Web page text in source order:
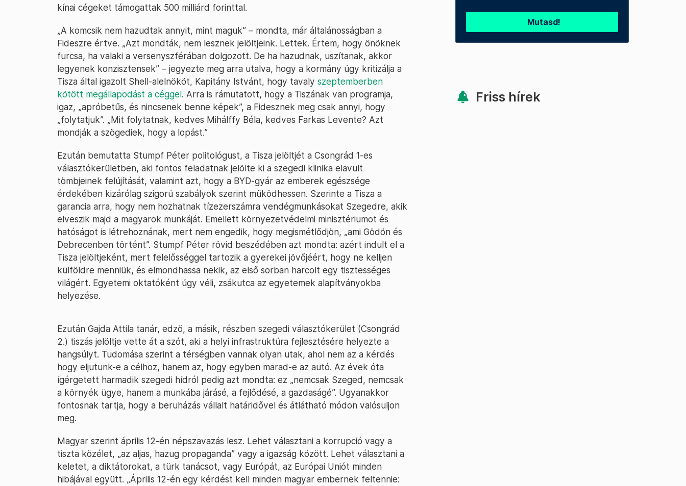
kínai cégeket támogattak 500 milliárd forinttal.
„A komcsik nem hazudtak annyit, mint maguk” – mondta, már általánosságban a
Fideszre értve. „Azt mondták, nem lesznek jelöltjeink. Lettek. Értem, hogy önöknek
furcsa, ha valaki a versenyszférában dolgozott. De ha hazudnak, uszítanak, akkor
legyenek konzisztensek” – jegyezte meg arra utalva, hogy a kormány úgy kritizálja a
Tisza által igazolt Shell-alelnököt, Kapitány Istvánt, hogy tavaly szeptemberben
kötött megállapodást a céggel. Arra is rámutatott, hogy a Tiszának van programja,
igaz, „apróbetűs, és nincsenek benne képek”, a Fidesznek meg csak annyi, hogy
„folytatjuk”. „Mit folytatnak, kedves Mihálffy Béla, kedves Farkas Levente? Azt
mondják a szögediek, hogy a lopást.”
Ezután bemutatta Stumpf Péter politológust, a Tisza jelöltjét a Csongrád 1-es
választókerületben, aki fontos feladatnak jelölte ki a szegedi klinika elavult
tömbjeinek felújítását, valamint azt, hogy a BYD-gyár az emberek egészsége
érdekében kizárólag szigorú szabályok szerint működhessen. Szerinte a Tisza a
garancia arra, hogy nem hozhatnak tízezerszámra vendégmunkásokat Szegedre, akik
elveszik majd a magyarok munkáját. Emellett környezetvédelmi minisztériumot és
hatóságot is létrehoznának, mert nem engedik, hogy megismétlődjön, „ami Gödön és
Debrecenben történt”. Stumpf Péter rövid beszédében azt mondta: azért indult el a
Tisza jelöltjeként, mert felelősséggel tartozik a gyerekei jövőjéért, hogy ne kelljen
külföldre menniük, és elmondhassa nekik, az első sorban harcolt egy tisztességes
világért. Egyetemi oktatóként úgy véli, zsákutca az egyetemek alapítványokba
helyezése.
Ezután Gajda Attila tanár, edző, a másik, részben szegedi választókerület (Csongrád
2.) tiszás jelöltje vette át a szót, aki a helyi infrastruktúra fejlesztésére helyezte a
hangsúlyt. Tudomása szerint a térségben vannak olyan utak, ahol nem az a kérdés
hogy eljutunk-e a célhoz, hanem az, hogy egyben marad-e az autó. Az évek óta
ígérgetett harmadik szegedi hídról pedig azt mondta: ez „nemcsak Szeged, nemcsak
a környék ügye, hanem a munkába járásé, a fejlődésé, a gazdaságé”. Ugyanakkor
fontosnak tartja, hogy a beruházás vállalt határidővel és átlátható módon valósuljon
meg.
Magyar szerint április 12-én népszavazás lesz. Lehet választani a korrupció vagy a
tiszta közélet, „az aljas, hazug propaganda” vagy a igazság között. Lehet választani a
keletet, a diktátorokat, a türk tanácsot, vagy Európát, az Európai Uniót minden
hibájával együtt. „Április 12-én egy kérdést kell minden magyar embernek feltennie:
Mutasd!
Friss hírek